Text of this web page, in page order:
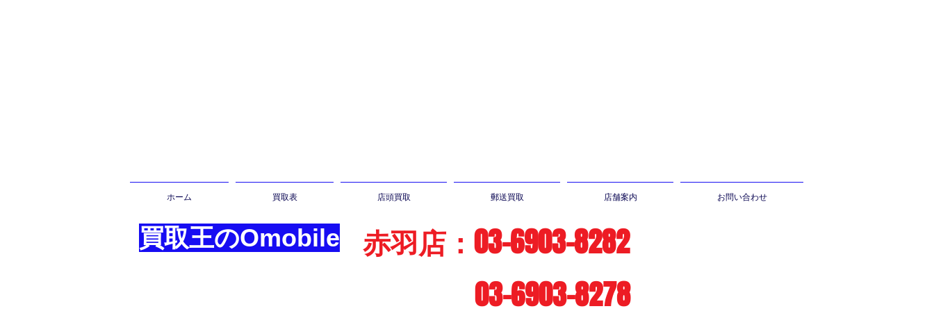
ホーム 買取表 店頭買取 郵送買取 店舗案内 お問い合わせ
買取王のOmobile
赤羽店：03-6903-8282
03-6903-8278